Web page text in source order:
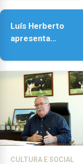
as
18h00.
Luís Herberto
apresenta
Paisagem’
CULTURA E SOCIAL